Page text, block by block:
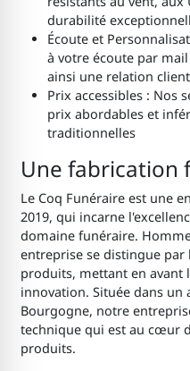
durabilité
Écoute et
à votre écoute par
ainsi une relation
Prix accessibles : Nos
prix abordables et
traditionnelles
Une fabrication
Le Coq Funéraire est une
2019, qui incarne
domaine funéraire.
entreprise se distingue
produits, mettant en
innovation. Située dans un
Bourgogne, notre
technique qui est au cœur
produits.